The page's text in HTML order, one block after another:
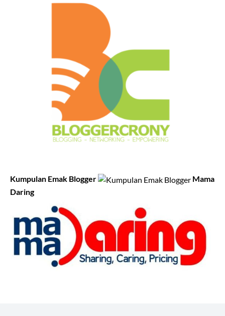
Kumpulan Emak Blogger
Mama
Daring